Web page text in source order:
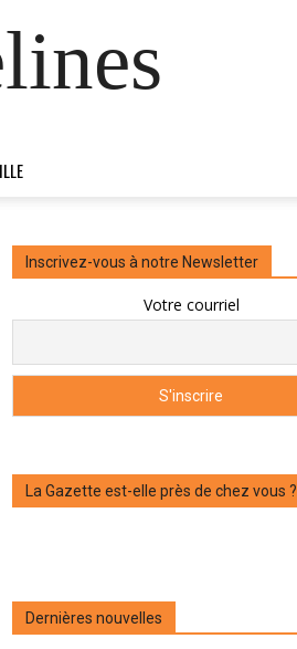
Inscrivez-vous à notre Newsletter
Votre courriel
La Gazette est-elle près de chez vous ?
Dernières nouvelles